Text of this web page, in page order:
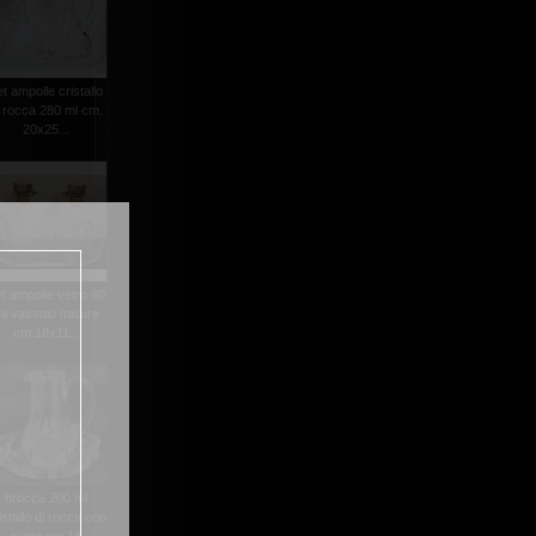
ampolle cristallo
rocca 280 ml cm.
20x25...